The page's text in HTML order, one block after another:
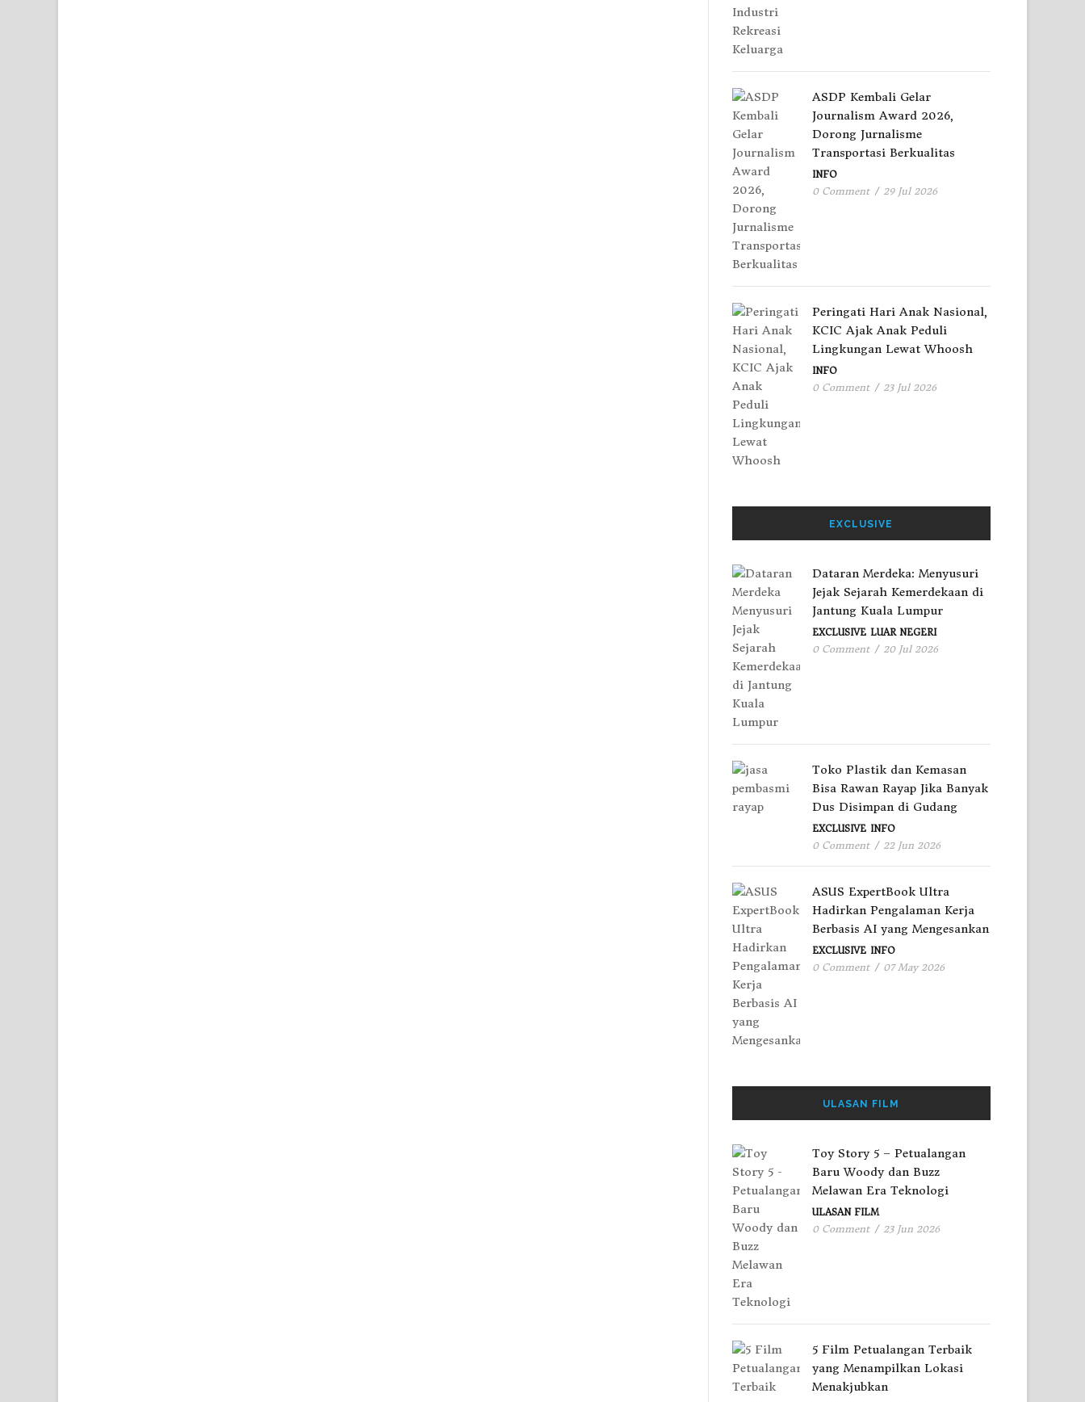
ASDP Kembali Gelar
Journalism Award 2026,
Dorong Jurnalisme
Transportasi Berkualitas
INFO
0 Comment / 29 Jul 2026
Peringati Hari Anak Nasional,
KCIC Ajak Anak Peduli
Lingkungan Lewat Whoosh
INFO
0 Comment / 23 Jul 2026
EXCLUSIVE
Dataran Merdeka: Menyusuri
Jejak Sejarah Kemerdekaan di
Jantung Kuala Lumpur
EXCLUSIVE LUAR NEGERI
0 Comment / 20 Jul 2026
Toko Plastik dan Kemasan
Bisa Rawan Rayap Jika Banyak
Dus Disimpan di Gudang
EXCLUSIVE INFO
0 Comment / 22 Jun 2026
ASUS ExpertBook Ultra
Hadirkan Pengalaman Kerja
Berbasis AI yang Mengesankan
EXCLUSIVE INFO
0 Comment / 07 May 2026
ULASAN FILM
Toy Story 5 – Petualangan
Baru Woody dan Buzz
Melawan Era Teknologi
ULASAN FILM
0 Comment / 23 Jun 2026
5 Film Petualangan Terbaik
yang Menampilkan Lokasi
Menakjubkan